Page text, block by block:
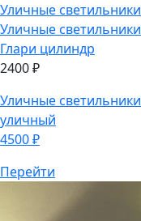
Уличные светильники
Уличные светильники
Глари цилиндр
2400₽
Уличные светильники
уличный
4500₽
Перейти